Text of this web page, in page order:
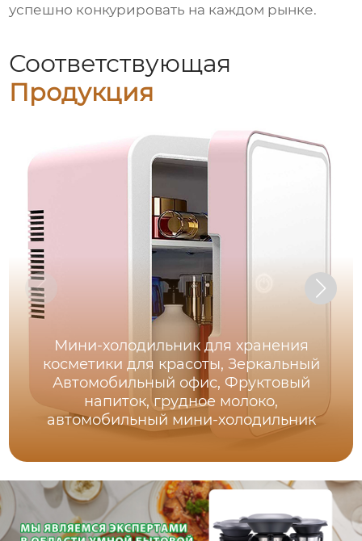
успешно конкурировать на каждом рынке.
Соответствующая
Продукция
Мини-холодильник для хранения
косметики для красоты, Зеркальный
Автомобильный офис, Фруктовый
напиток, грудное молоко,
автомобильный мини-холодильник